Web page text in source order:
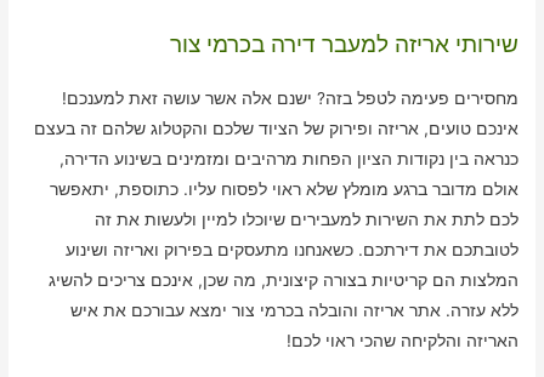
שירותי אריזה למעבר דירה בכרמי צור
מחסירים פעימה לטפל בזה? ישנם אלה אשר עושה זאת למענכם!
אינכם טועים, אריזה ופירוק של הציוד שלכם והקטלוג שלהם זה בעצם
כנראה בין נקודות הציון הפחות מרהיבים ומזמינים בשינוע הדירה,
אולם מדובר ברגע מומלץ שלא ראוי לפסוח עליו. כתוספת, יתאפשר
לכם לתת את השירות למעבירים שיוכלו למיין ולעשות את זה
לטובתכם את דירתכם. כשאנחנו מתעסקים בפירוק ואריזה ושינוע
המלצות הם קריטיות בצורה קיצונית, מה שכן, אינכם צריכים להשיג
ללא עזרה. אתר אריזה והובלה בכרמי צור ימצא עבורכם את איש
האריזה והלקיחה שהכי ראוי לכם!